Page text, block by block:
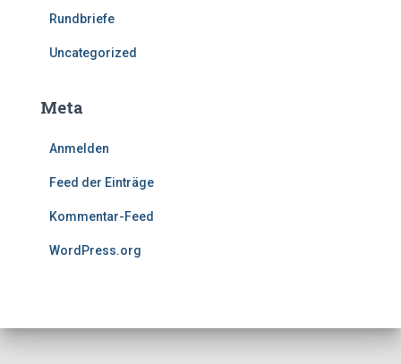
Rundbriefe
Uncategorized
Meta
Anmelden
Feed der Einträge
Kommentar-Feed
WordPress.org